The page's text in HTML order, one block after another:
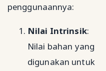
penggunaannya:
Nilai Intrinsik:
Nilai bahan yang
digunakan untuk